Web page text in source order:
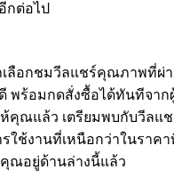
กต่อไป
ลือกชมวีลแชร์คุณภาพที่ผ่า
พร้อมกดสั่งซื้อได้ทันทีจาก
ห้คุณแล้ว เตรียมพบกับวีลแ
ใช้งานที่เหนือกว่าในราค
ณอยู่ด้านล่างนี้แล้ว